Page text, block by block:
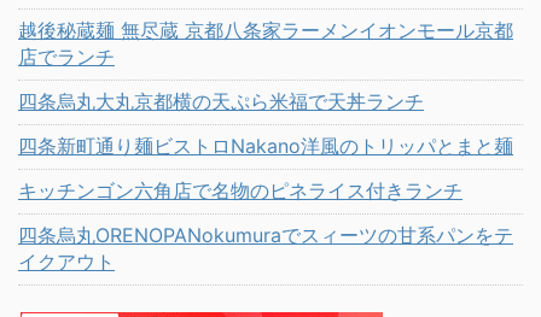
越後秘蔵麺 無尽蔵 京都八条家ラーメンイオンモール京都
店でランチ
四条烏丸大丸京都横の天ぷら米福で天丼ランチ
四条新町通り麺ビストロNakano洋風のトリッパとまと麺
キッチンゴン六角店で名物のピネライス付きランチ
四条烏丸ORENOPANokumuraでスィーツの甘系パンをテ
イクアウト